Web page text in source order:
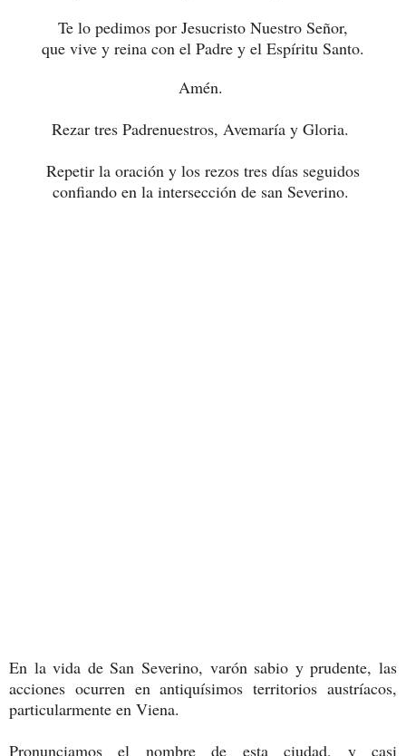
Te lo pedimos por Jesucristo Nuestro Señor,
que vive y reina con el Padre y el Espíritu Santo.
Amén.
Rezar tres Padrenuestros, Avemaría y Gloria.
Repetir la oración y los rezos tres días seguidos
confiando en la intersección de san Severino.
En la vida de San Severino, varón sabio y prudente, las
acciones ocurren en antiquísimos territorios austríacos,
particularmente en Viena.
Pronunciamos el nombre de esta ciudad, y casi